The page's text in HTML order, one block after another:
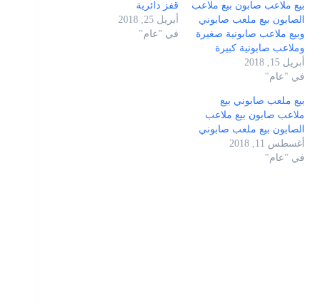
بيع ملاعب صابون بيع ملاعب
الصابون بيع ملعب صابوني
وبيع ملاعب صابونية صغيرة
وملاعب صابونية كبيرة
أبريل 15, 2018
في "عام"
قفز دائرية
أبريل 25, 2018
في "عام"
بيع ملعب صابوني بيع
ملاعب صابون بيع ملاعب
الصابون بيع ملعب صابوني
أغسطس 11, 2018
في "عام"